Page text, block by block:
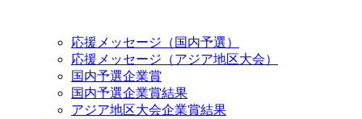
応援メッセージ（国内予選）
応援メッセージ（アジア地区大会）
国内予選企業賞
国内予選企業賞結果
アジア地区大会企業賞結果